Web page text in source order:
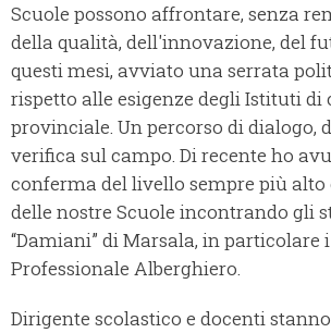
Scuole possono affrontare, senza
della qualità, dell'innovazione, del
questi mesi, avviato una serrata
rispetto alle esigenze degli Istituti di
provinciale. Un percorso di dialogo,
verifica sul campo. Di recente ho
conferma del livello sempre più alto
delle nostre Scuole incontrando gli
“Damiani” di Marsala, in
Professionale Alberghiero.
Dirigente scolastico e docenti